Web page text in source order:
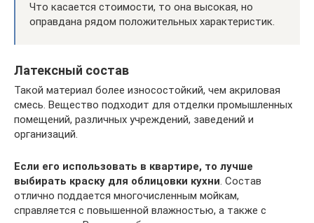
Что касается стоимости, то она высокая, но
оправдана рядом положительных характеристик.
Латексный состав
Такой материал более износостойкий, чем акриловая
смесь. Вещество подходит для отделки промышленных
помещений, различных учреждений, заведений и
организаций.
Если его использовать в квартире, то лучше
выбирать краску для облицовки кухни. Состав
отлично поддается многочисленным мойкам,
справляется с повышенной влажностью, а также с